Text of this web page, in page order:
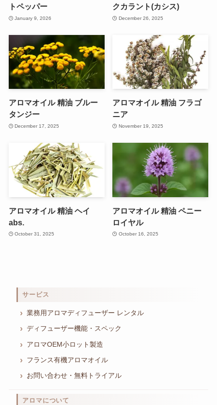
トペッパー
January 9, 2026
クカラント(カシス)
December 26, 2025
アロマオイル 精油 ブルー
タンジー
December 17, 2025
アロマオイル 精油 フラゴ
ニア
November 19, 2025
アロマオイル 精油 ヘイ
abs.
October 31, 2025
アロマオイル 精油 ペニー
ロイヤル
October 16, 2025
サービス
業務用アロマディフューザー レンタル
ディフューザー機能・スペック
アロマOEM小ロット製造
フランス有機アロマオイル
お問い合わせ・無料トライアル
アロマについて